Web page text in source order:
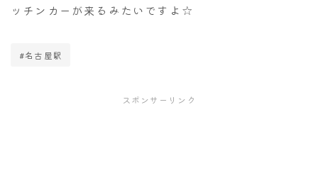
ッチンカーが来るみたいですよ☆
#名古屋駅
スポンサーリンク